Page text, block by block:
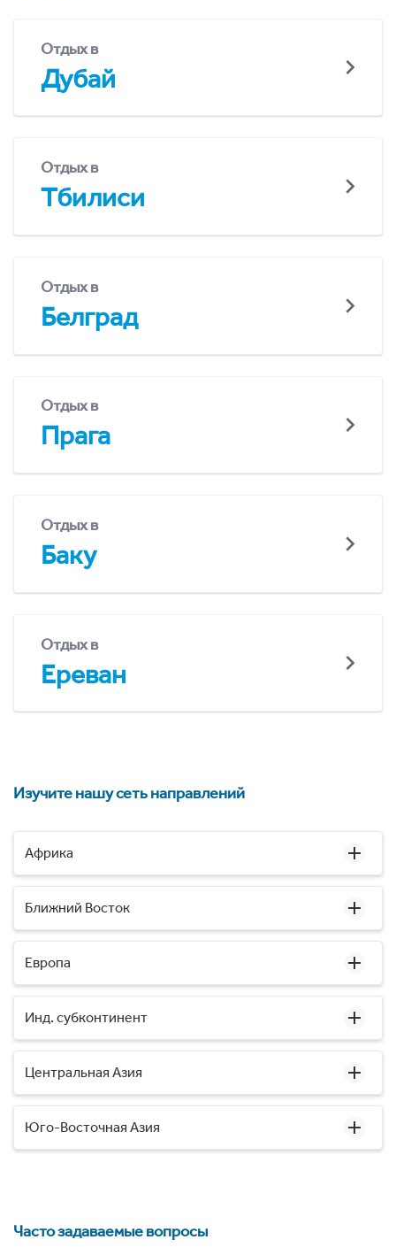
Отдых в
Дубай
Отдых в
Тбилиси
Отдых в
Белград
Отдых в
Прага
Отдых в
Баку
Отдых в
Ереван
Изучите нашу сеть направлений
Африка
Ближний Восток
Европа
Инд. субконтинент
Центральная Азия
Юго-Восточная Азия
Часто задаваемые вопросы